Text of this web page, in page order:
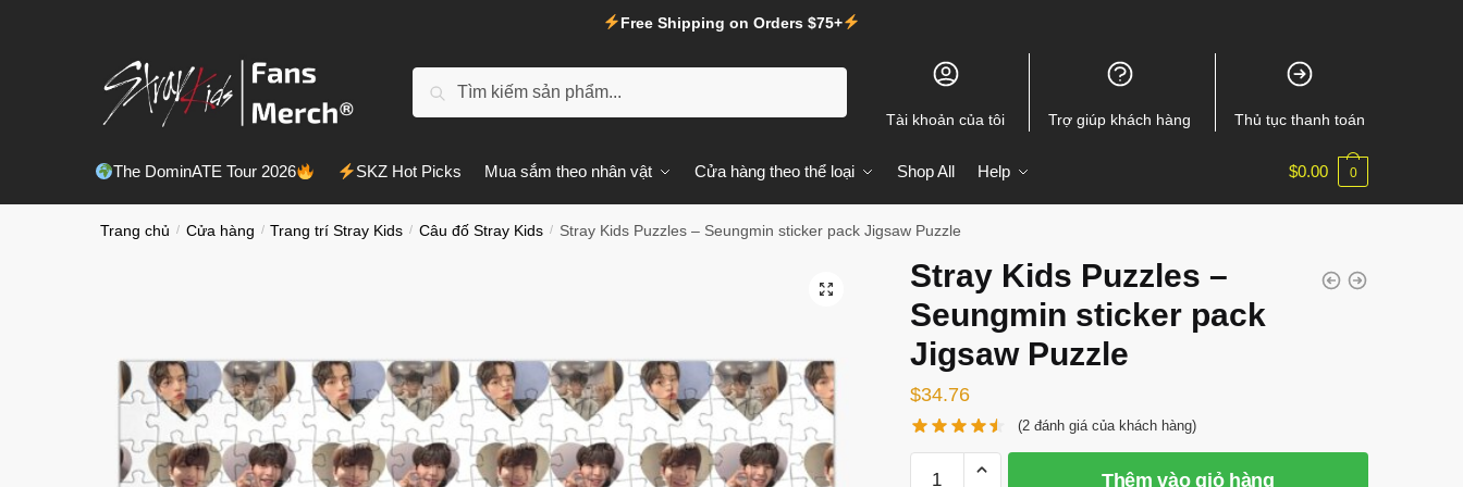
Free Shipping on Orders $75+
Tìm kiếm
Tài khoản của tôi Trợ giúp khách hàng Thủ tục thanh toán
The DominATE Tour 2026 SKZ Hot Picks Mua sắm theo nhân vật Cửa hàng theo thể loại Shop All Help $0.00 0
Trang chủ / Cửa hàng / Trang trí Stray Kids / Câu đố Stray Kids / Stray Kids Puzzles – Seungmin sticker pack Jigsaw Puzzle
🔍
Stray Kids Puzzles –
Seungmin sticker pack
Jigsaw Puzzle
$34.76
(2 đánh giá của khách hàng)
Thêm vào giỏ hàng